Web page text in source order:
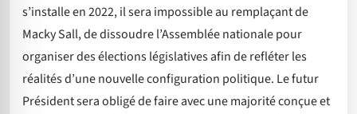
s’installe en 2022, il sera impossible au remplaçant de
Macky Sall, de dissoudre l’Assemblée nationale pour
organiser des élections législatives afin de refléter les
réalités d’une nouvelle configuration politique. Le futur
Président sera obligé de faire avec une majorité conçue et